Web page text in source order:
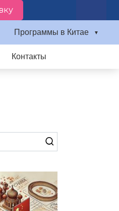
Программы в Китае
Контакты